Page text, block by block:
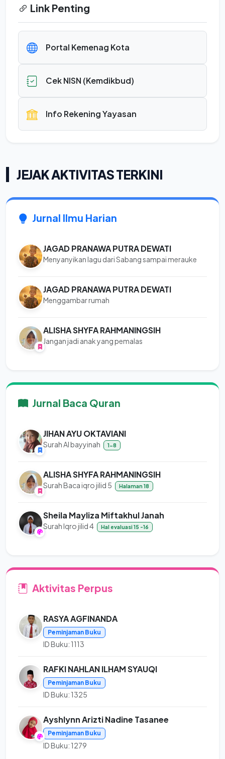
Link Penting
Portal Kemenag Kota
Cek NISN (Kemdikbud)
Info Rekening Yayasan
JEJAK AKTIVITAS TERKINI
Jurnal Ilmu Harian
JAGAD PRANAWA PUTRA DEWATI
Menyanyikan lagu dari Sabang sampai merauke
JAGAD PRANAWA PUTRA DEWATI
Menggambar rumah
ALISHA SHYFA RAHMANINGSIH
Jangan jadi anak yang pemalas
Jurnal Baca Quran
JIHAN AYU OKTAVIANI
Surah Al bayyinah 1-8
ALISHA SHYFA RAHMANINGSIH
Surah Baca iqro jilid 5 Halaman 18
Sheila Mayliza Miftakhul Janah
Surah Iqro jilid 4 Hal evaluasi 15 -16
Aktivitas Perpus
RASYA AGFINANDA
Peminjaman Buku
ID Buku: 1113
RAFKI NAHLAN ILHAM SYAUQI
Peminjaman Buku
ID Buku: 1325
Ayshlynn Arizti Nadine Tasanee
Peminjaman Buku
ID Buku: 1279